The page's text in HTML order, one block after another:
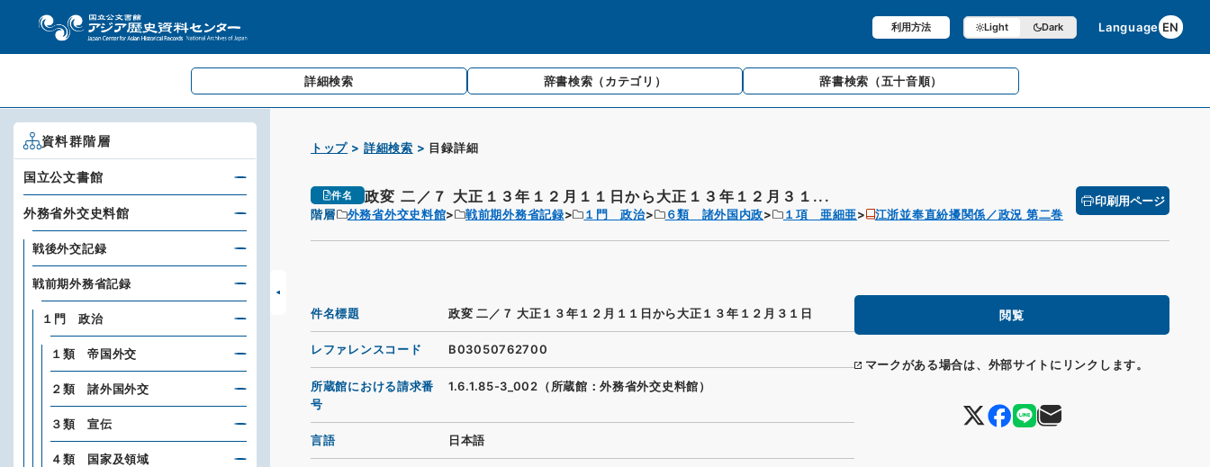
利用方法 Light Dark Language EN
詳細検索 辞書検索 （カテゴリ） 辞書検索 （五十音順）
トップ 詳細検索 目録詳細
件名 政変 二／７ 大正１３年１２月１１日から大正１３年１２月３１...
階層 外務省外交史料館 戦前期外務省記録 １門 政治 ６類 諸外国内政 １項 亜細亜 江浙並奉直紛擾関係／政況 第二巻
印刷用ページ
閲覧
マークがある場合は、外部サイトにリンクします。
件名標題 政変 二／７ 大正１３年１２月１１日から大正１３年１２月３１日
レファレンスコード B03050762700
所蔵館における請求番
号
1.6.1.85-3_002（所蔵館：外務省外交史料館）
言語 日本語
資料群階層
国立公文書館
外務省外交史料館
戦後外交記録
戦前期外務省記録
１門 政治
１類 帝国外交
２類 諸外国外交
３類 宣伝
４類 国家及領域